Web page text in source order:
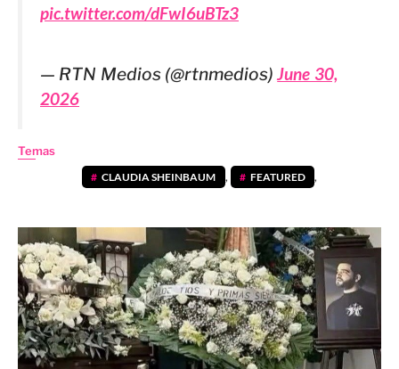
pic.twitter.com/dFwI6uBTz3
— RTN Medios (@rtnmedios)June 30,
2026
Temas
CLAUDIA SHEINBAUM , FEATURED ,